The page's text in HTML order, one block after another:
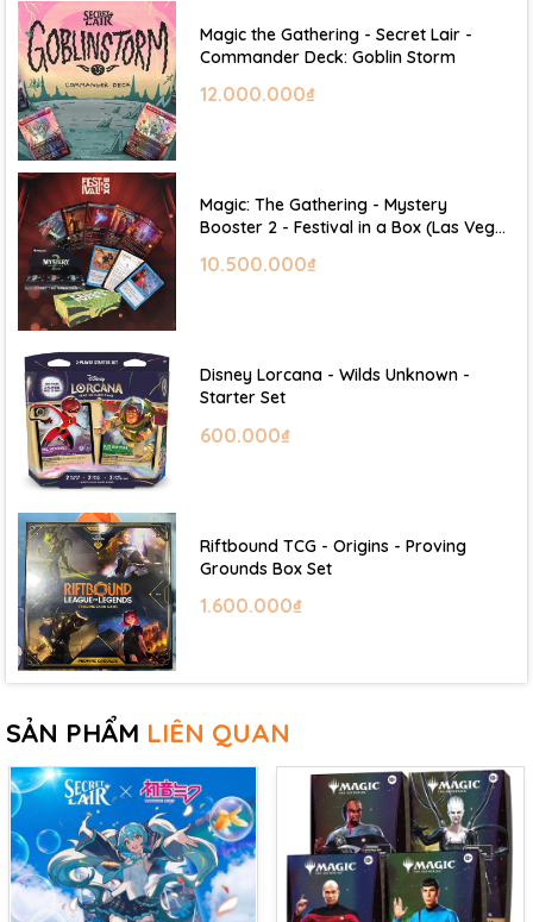
Magic the Gathering - Secret Lair -
Commander Deck: Goblin Storm
12.000.000₫
Magic: The Gathering - Mystery
Booster 2 - Festival in a Box (Las Vegas
10.500.000₫
Disney Lorcana - Wilds Unknown -
Starter Set
600.000₫
Riftbound TCG - Origins - Proving
Grounds Box Set
1.600.000₫
SẢN PHẨM LIÊN QUAN